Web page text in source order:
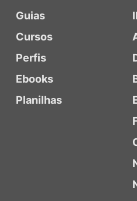
Guias
Cursos
Perfis
Ebooks
Planilhas